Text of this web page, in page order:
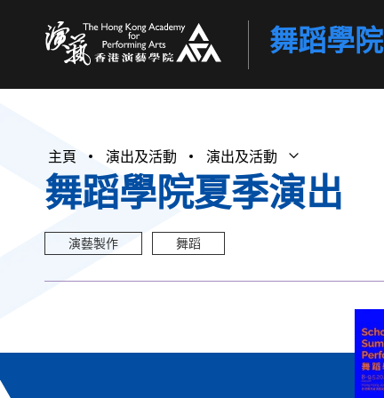
舞蹈學院
主頁 演出及活動 演出及活動 打開子選單
關閉子選單
舞蹈學院夏季演出
演藝製作 舞蹈